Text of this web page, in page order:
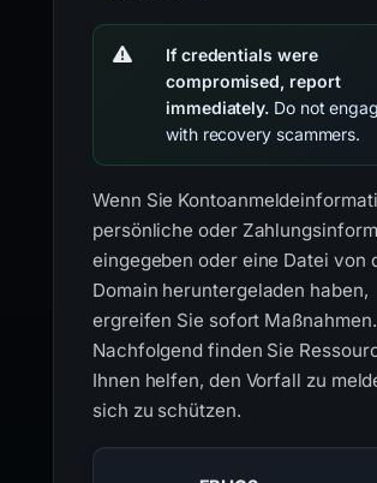
If credentials were
compromised, report
immediately. Do not
with recovery scammers.
Wenn Sie
persönliche oder
eingegeben oder eine Datei von
Domain heruntergeladen haben,
ergreifen Sie sofort Maßnahmen.
Nachfolgend finden Sie
Ihnen helfen, den Vorfall zu
sich zu schützen.